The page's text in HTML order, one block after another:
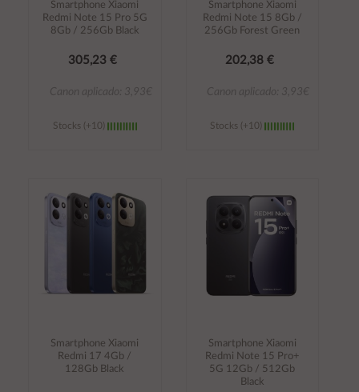
Smartphone Xiaomi
Redmi Note 15 Pro 5G
8Gb / 256Gb Black
305,23 €
Canon aplicado: 3,93€
Stocks (+10)
carrito
Smartphone Xiaomi
Redmi Note 15 8Gb /
256Gb Forest Green
202,38 €
Canon aplicado: 3,93€
Stocks (+10)
carrito
Smartphone Xiaomi
Redmi 17 4Gb /
128Gb Black
Smartphone Xiaomi
Redmi Note 15 Pro+
5G 12Gb / 512Gb
Black